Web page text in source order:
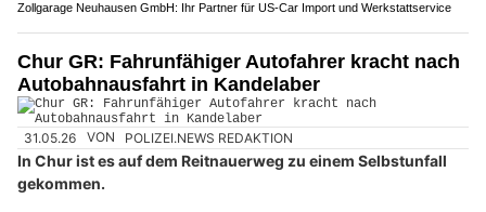
Zollgarage Neuhausen GmbH: Ihr Partner für US-Car Import und Werkstattservice
Chur GR: Fahrunfähiger Autofahrer kracht nach
Autobahnausfahrt in Kandelaber
31.05.26 VON POLIZEI.NEWS REDAKTION
In Chur ist es auf dem Reitnauerweg zu einem Selbstunfall
gekommen.